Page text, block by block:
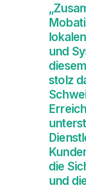
und
stolz
die
und